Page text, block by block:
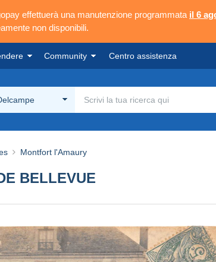
effettuerà una manutenzione programmata il 6
non disponibili.
Community Centro assistenza
Montfort l'Amaury
BELLEVUE